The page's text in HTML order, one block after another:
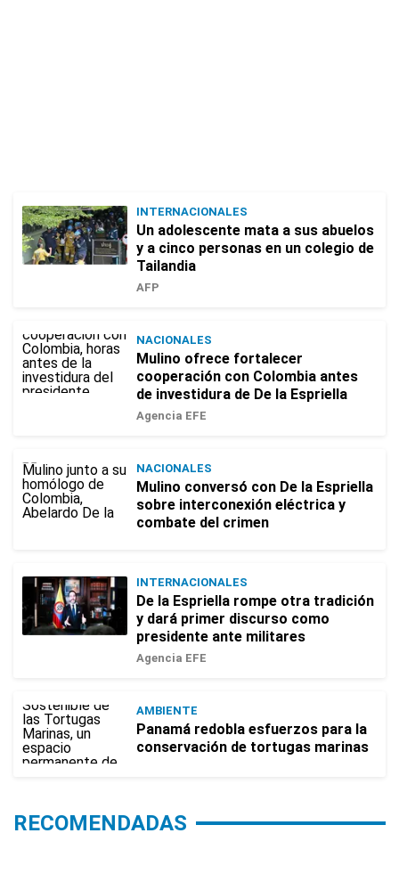
INTERNACIONALES
Un adolescente mata a sus abuelos
y a cinco personas en un colegio de
Tailandia
AFP
NACIONALES
Mulino ofrece fortalecer
cooperación con Colombia antes
de investidura de De la Espriella
Agencia EFE
NACIONALES
Mulino conversó con De la Espriella
sobre interconexión eléctrica y
combate del crimen
INTERNACIONALES
De la Espriella rompe otra tradición
y dará primer discurso como
presidente ante militares
Agencia EFE
AMBIENTE
Panamá redobla esfuerzos para la
conservación de tortugas marinas
RECOMENDADAS